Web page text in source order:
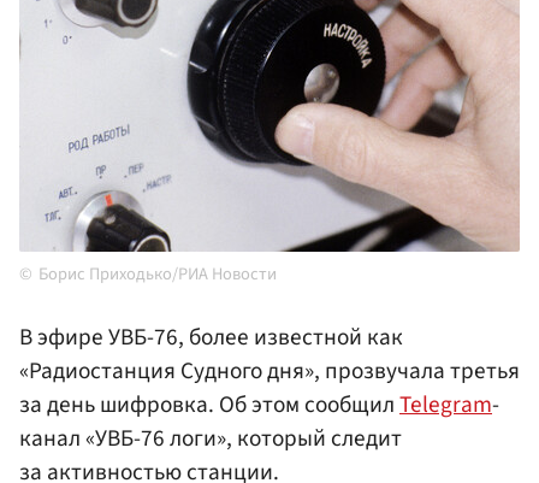
Борис Приходько/РИА Новости
В эфире УВБ-76, более известной как
«Радиостанция Судного дня», прозвучала третья
за день шифровка. Об этом сообщилTelegram-
канал «УВБ-76 логи», который следит
за активностью станции.